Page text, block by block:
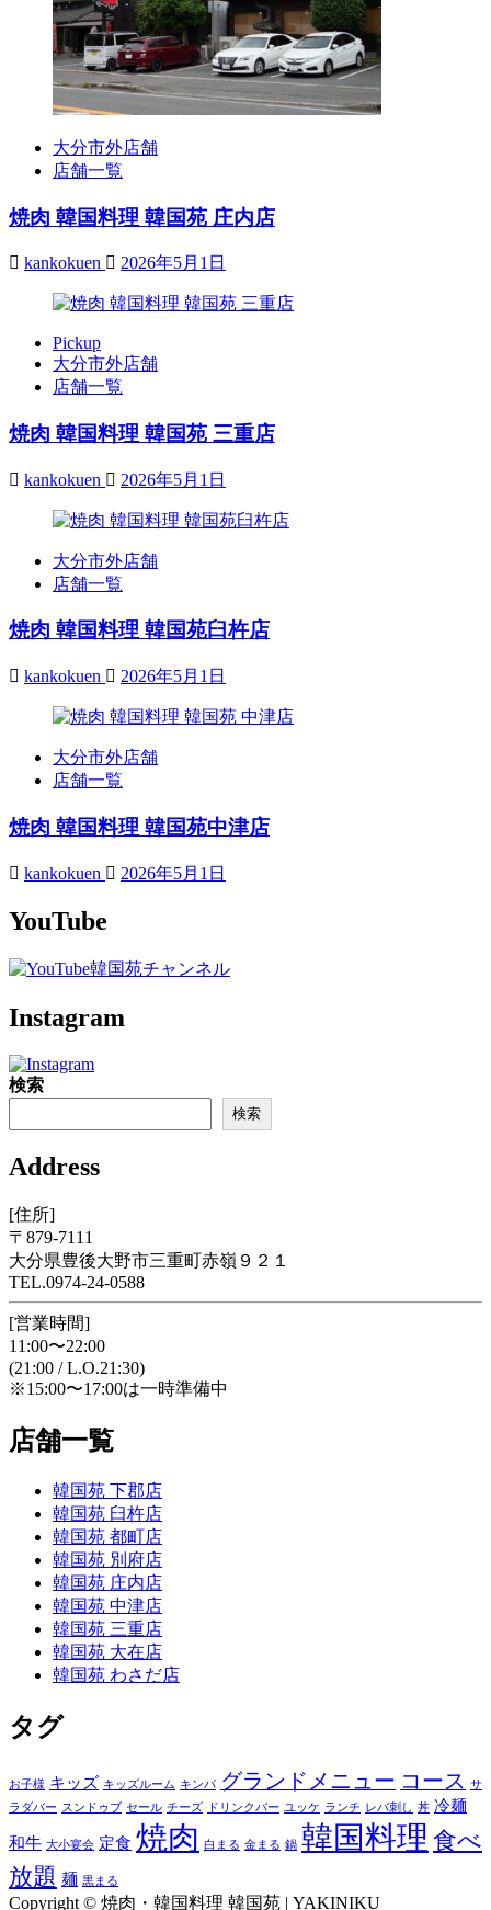
大分市外店舗
店舗一覧
焼肉 韓国料理 韓国苑 庄内店
kankokuen 2026年5月1日
Pickup
大分市外店舗
店舗一覧
焼肉 韓国料理 韓国苑 三重店
kankokuen 2026年5月1日
大分市外店舗
店舗一覧
焼肉 韓国料理 韓国苑臼杵店
kankokuen 2026年5月1日
大分市外店舗
店舗一覧
焼肉 韓国料理 韓国苑中津店
kankokuen 2026年5月1日
YouTube
Instagram
検索
検索
Address
[住所]
〒879-7111
大分県豊後大野市三重町赤嶺９２１
TEL.0974-24-0588
[営業時間]
11:00〜22:00
(21:00 / L.O.21:30)
※15:00〜17:00は一時準備中
店舗一覧
韓国苑 下郡店
韓国苑 臼杵店
韓国苑 都町店
韓国苑 別府店
韓国苑 庄内店
韓国苑 中津店
韓国苑 三重店
韓国苑 大在店
韓国苑 わさだ店
タグ
お子様 キッズ キッズルーム キンパ グランドメニュー コース
サ
ラダバー スンドゥブ セール チーズ ドリンクバー ユッケ ランチ レバ刺し 丼 冷麺
和牛 大小宴会 定食 焼肉 白まる 金まる 鍋 韓国料理 食べ
放題 麺 黒まる
Copyright © 焼肉・韓国料理 韓国苑 | YAKINIKU